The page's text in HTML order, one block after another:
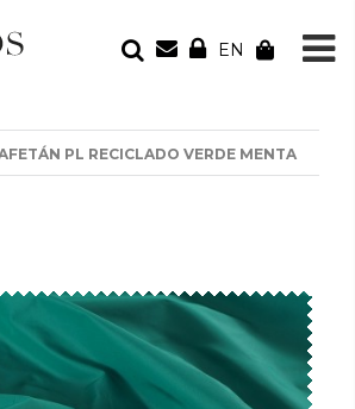
EN
Tu bolsa está vacía
PL RECICLADO VERDE MENTA